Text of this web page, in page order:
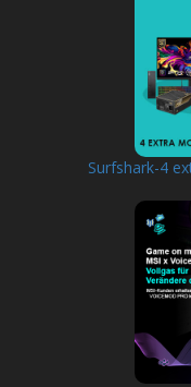
Surfshark-4